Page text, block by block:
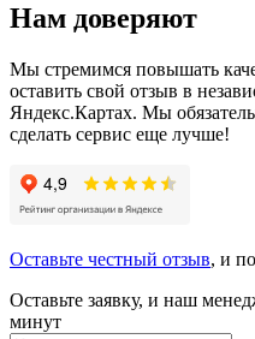
Нам доверяют
Мы стремимся повышать
оставить свой отзыв в
Яндекс.Картах. Мы
сделать сервис еще лучше!
Оставьте честный отзыв, и
Оставьте заявку, и наш
минут